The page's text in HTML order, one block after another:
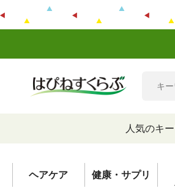
人気のキ
ヘアケア 健康・サプリ